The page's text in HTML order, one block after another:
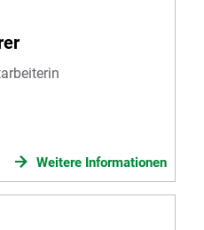
Weitere Informationen